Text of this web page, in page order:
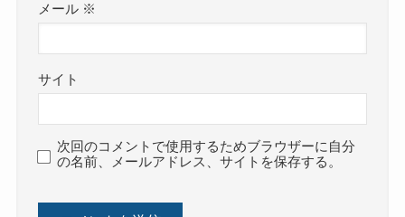
メール ※
サイト
次回のコメントで使用するためブラウザーに自分
の名前、メールアドレス、サイトを保存する。